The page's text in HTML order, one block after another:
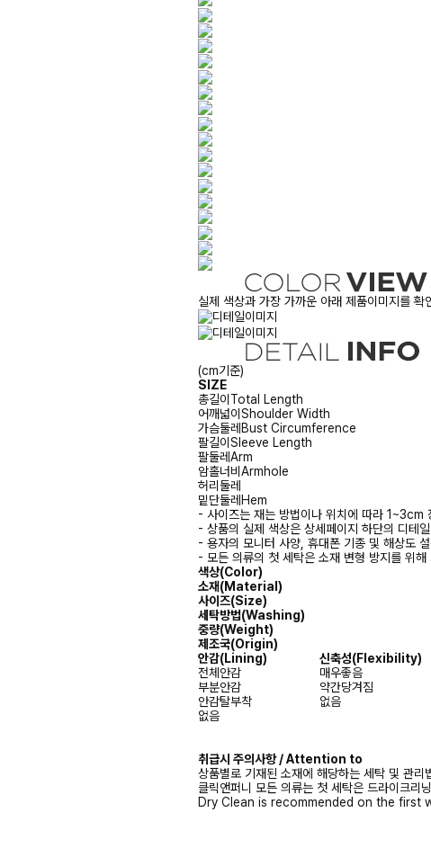
실제 색상과 가장 가까운 아래 제품이미지를
(cm기준)
SIZE
총길이 Total Length
어깨넓이 Shoulder Width
가슴둘레 Bust Circumference
팔길이 Sleeve Length
팔둘레Arm
암홀너비 Armhole
허리둘레
밑단둘레 Hem
- 사이즈는 재는 방법이나 위치에 따라 1~3cm
- 상품의 실제 색상은 상세페이지 하단의 디테
- 용자의 모니터 사양, 휴대폰 기종 및 해상도
- 모든 의류의 첫 세탁은 소재 변형 방지를 위해
색상(Color)
소재(Material)
사이즈(Size)
세탁방법(Washing)
중량(Weight)
제조국(Origin)
안감(Lining)
신축성(Flexibility)
전체안감
매우좋음
부분안감
약간당겨짐
안감탈부착
없음
없음
취급시 주의사항 / Attention to
상품별로 기재된 소재에 해당하는 세탁 및 관
클릭앤퍼니 모든 의류는 첫 세탁은 드라이크리
Dry Clean is recommended on the first